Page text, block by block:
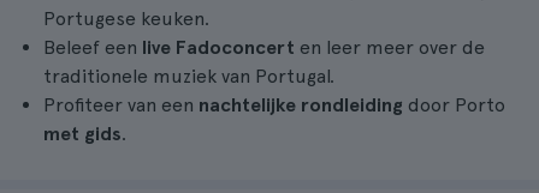
Portugese keuken.
Beleef een live Fadoconcert en leer meer over de
traditionele muziek van Portugal.
Profiteer van een nachtelijke rondleiding door Porto
met gids.